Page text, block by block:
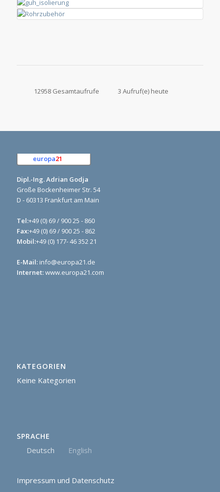
12958 Gesamtaufrufe 3 Aufruf(e) heute
europa21
Dipl.-Ing. Adrian Godja
Große Bockenheimer Str. 54
D - 60313 Frankfurt am Main
Tel:+49 (0) 69 / 900 25 - 860
Fax:+49 (0) 69 / 900 25 - 862
Mobil:+49 (0) 177- 46 352 21
E-Mail: info@europa21.de
Internet:www.europa21.com
KATEGORIEN
Keine Kategorien
SPRACHE
Deutsch English
Impressum und Datenschutz